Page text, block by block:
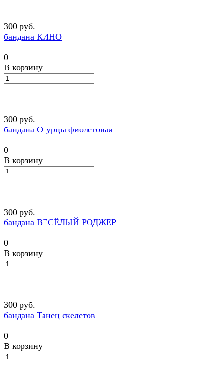
300 руб.
бандана КИНО
0
В корзину
300 руб.
бандана Огурцы фиолетовая
0
В корзину
300 руб.
бандана ВЕСЁЛЫЙ РОДЖЕР
0
В корзину
300 руб.
бандана Танец скелетов
0
В корзину